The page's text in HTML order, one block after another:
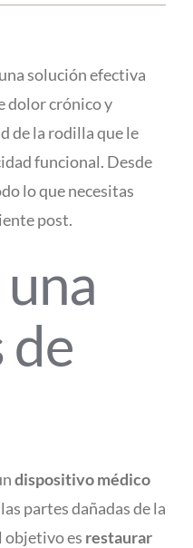
solución efectiva
dolor crónico y
de la rodilla que le
funcional. Desde
lo que necesitas
post.
de
dispositivo médico
las partes dañadas de la
objetivo es restaurar